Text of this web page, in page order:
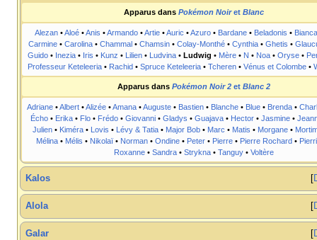
Apparus dans Pokémon Noiret Blanc
Alezan •Aloé •Anis •Armando •Artie •Auric •Azuro • Bardane • Beladonis • Bianca
Carmine • Carolina • Chammal • Chamsin • Colay-Monthé • Cynthia • Ghetis •
Guido• Inezia• Iris • Kunz • Lilien• Ludvina• Ludwig • Mère• N • Noa• Oryse•
Professeur Keteleeria • Rachid • Spruce Keteleeria • Tcheren • Vénus et Colombe •
Apparus dans Pokémon Noir 2 et Blanc 2
Adriane •Albert •Alizée •Amana •Auguste • Bastien • Blanche • Blue • Brenda •
Écho • Erika • Flo • Frédo • Giovanni • Gladys • Guajava • Hector • Jasmine •
Julien • Kiméra • Lovis • Lévy & Tatia • Major Bob • Marc • Matis • Morgane •
Mélina • Mélis • Nikolaï • Norman • Ondine • Peter • Pierre • Pierre Rochard •
Roxanne • Sandra • Strykna • Tanguy • Voltère
Kalos
Alola
Galar